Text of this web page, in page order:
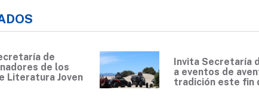
de
de los
Literatura Joven
Invita Secretaría
a eventos de
tradición este fin